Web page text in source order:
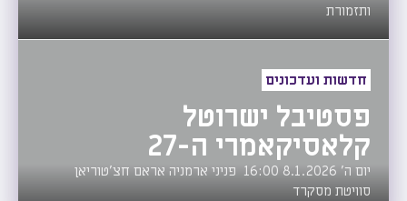
ותזמורת
חדשות ועדכונים
פסטיבל ישרוטל
קלאסיקאמרי ה-27
יום ה' 8.1.2026 16:00 פניני ארמניה אראם חצ’טוריאן
סוויטת מסקרד